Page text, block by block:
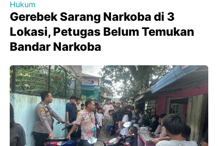
Hukum
Gerebek Sarang Narkoba di 3
Lokasi, Petugas Belum Temukan
Bandar Narkoba